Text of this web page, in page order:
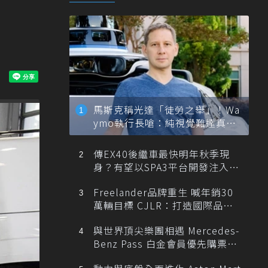
馬斯克稱光達「徒勞之舉」！Wa
ymo執行長嗆：純視覺難達真正
自動駕駛
傳EX40後繼車最快明年秋季現
身？有望以SPA3平台開發注入80
Freelander品牌重生 喊年銷30
萬輛目標 CJLR：打造國際品牌
與世界頂尖樂團相遇 Mercedes-
Benz Pass 白金會員優先購票維